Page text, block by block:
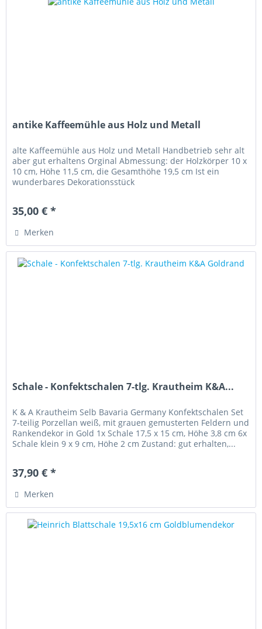
antike Kaffeemühle aus Holz und Metall
alte Kaffeemühle aus Holz und Metall Handbetrieb sehr alt
aber gut erhaltens Orginal Abmessung: der Holzkörper 10 x
10 cm, Höhe 11,5 cm, die Gesamthöhe 19,5 cm Ist ein
wunderbares Dekorationsstück
35,00 € *
Merken
Schale - Konfektschalen 7-tlg. Krautheim K&A...
K & A Krautheim Selb Bavaria Germany Konfektschalen Set
7-teilig Porzellan weiß, mit grauen gemusterten Feldern und
Rankendekor in Gold 1x Schale 17,5 x 15 cm, Höhe 3,8 cm 6x
Schale klein 9 x 9 cm, Höhe 2 cm Zustand: gut erhalten,...
37,90 € *
Merken